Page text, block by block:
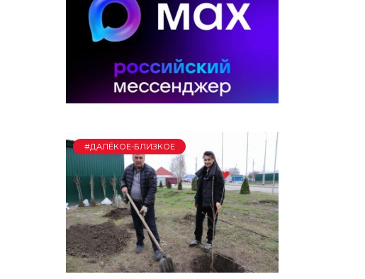
#ДАЛЁКОЕ-БЛИЗКОЕ